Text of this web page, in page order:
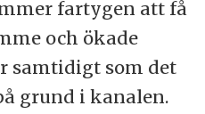
fartygen att få
och ökade
samtidigt som det
grund i kanalen.